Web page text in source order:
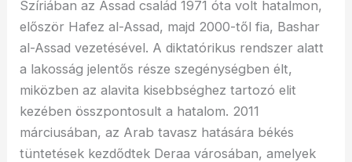
Szíriában az Assad család 1971 óta volt hatalmon,
először Hafez al-Assad, majd 2000-től fia, Bashar
al-Assad vezetésével. A diktatórikus rendszer alatt
a lakosság jelentős része szegénységben élt,
miközben az alavita kisebbséghez tartozó elit
kezében összpontosult a hatalom. 2011
márciusában, az Arab tavasz hatására békés
tüntetések kezdődtek Deraa városában, amelyek